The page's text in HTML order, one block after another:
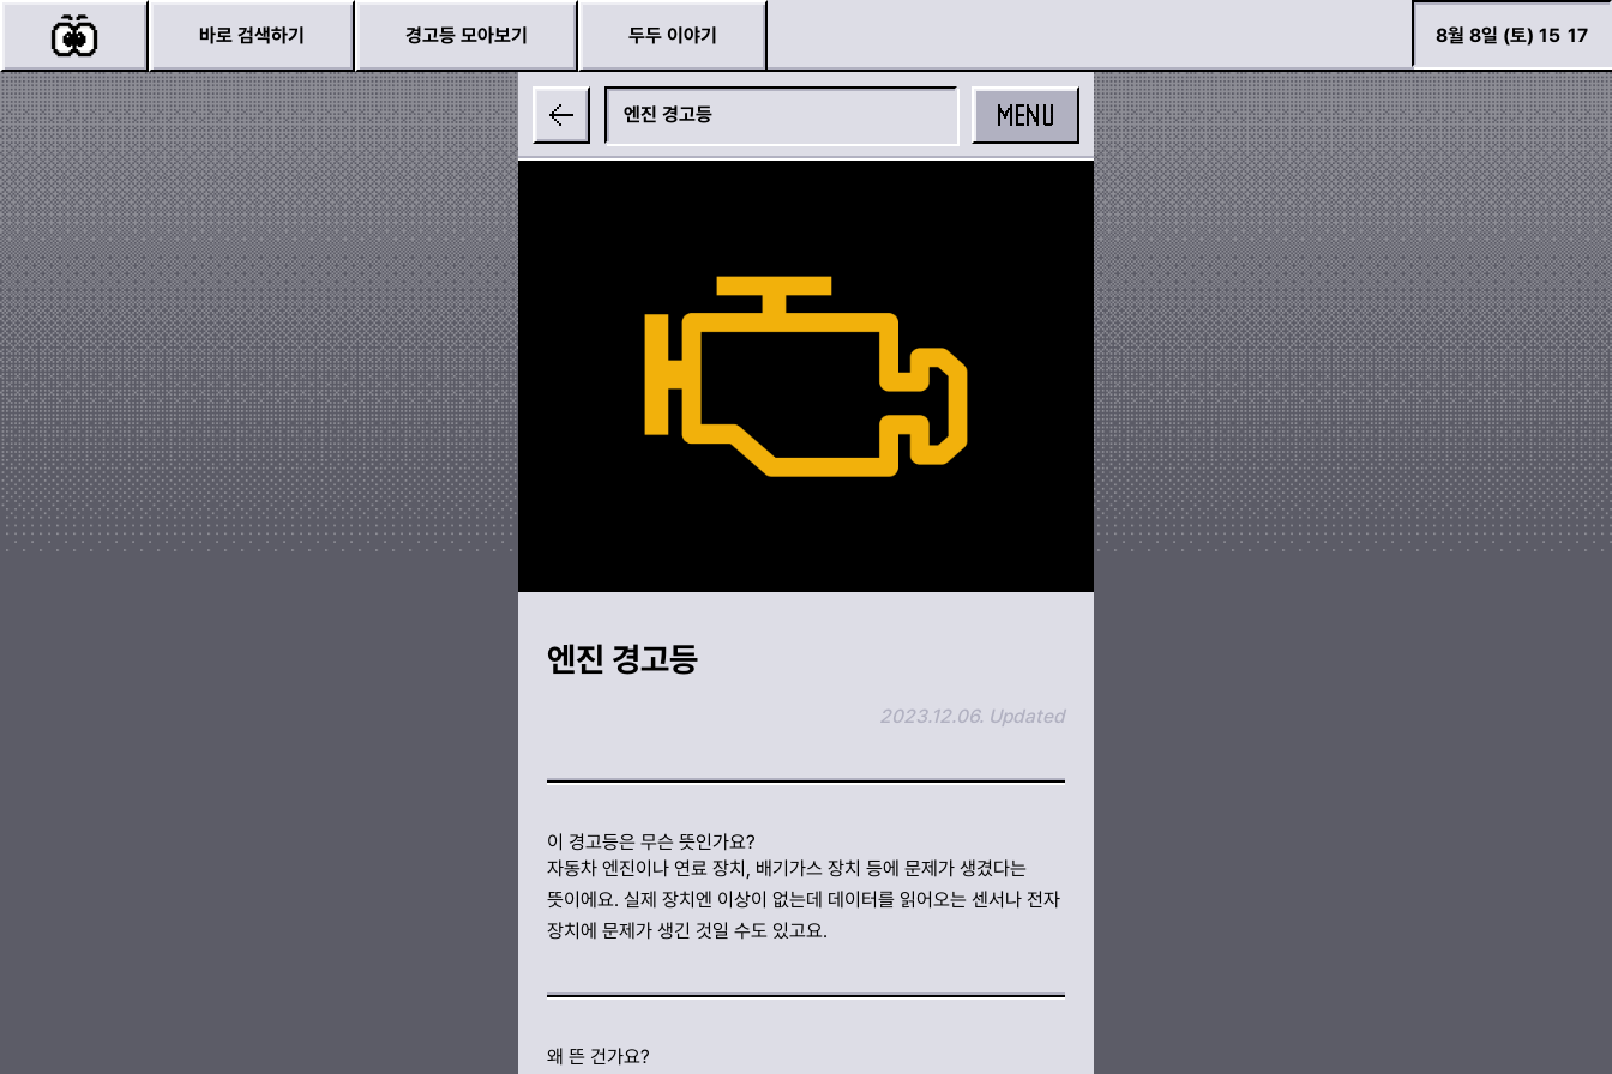
바로 검색하기 경고등 모아보기 두두 이야기 8월 8일 (토) 15 17
MENU
바로 검색하기
경고등 모아보기
두두 이야기
엔진 경고등
엔진 경고등
2023.12.06. Updated
이 경고등은 무슨 뜻인가요?
자동차 엔진이나 연료 장치, 배기가스 장치 등에 문제가 생겼다는
뜻이에요. 실제 장치엔 이상이 없는데 데이터를 읽어오는 센서나 전자
장치에 문제가 생긴 것일 수도 있고요.
왜 뜬 건가요?